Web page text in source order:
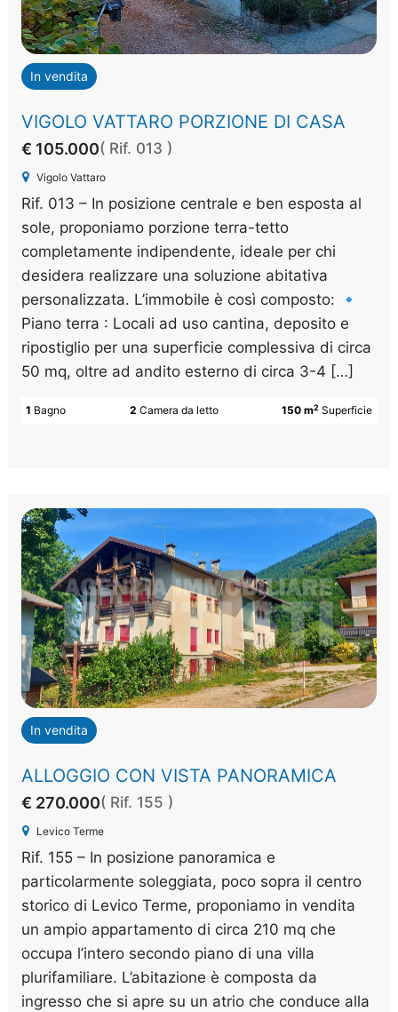
In vendita
VIGOLO VATTARO PORZIONE DI CASA
€ 105.000( Rif. 013 )
Vigolo Vattaro
Rif. 013 – In posizione centrale e ben esposta al
sole, proponiamo porzione terra-tetto
completamente indipendente, ideale per chi
desidera realizzare una soluzione abitativa
personalizzata. L’immobile è così composto: 🔹
Piano terra : Locali ad uso cantina, deposito e
ripostiglio per una superficie complessiva di circa
50 mq, oltre ad andito esterno di circa 3-4 […]
150 m2 Superficie
2 Camera da letto
1 Bagno
In vendita
ALLOGGIO CON VISTA PANORAMICA
€ 270.000( Rif. 155 )
Levico Terme
Rif. 155 – In posizione panoramica e
particolarmente soleggiata, poco sopra il centro
storico di Levico Terme, proponiamo in vendita
un ampio appartamento di circa 210 mq che
occupa l’intero secondo piano di una villa
plurifamiliare. L’abitazione è composta da
ingresso che si apre su un atrio che conduce alla